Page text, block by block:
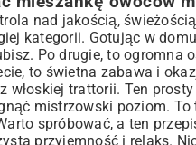
smaku
Owoców Morza
Morza?
nad jakością,
kategorii. Gotując w
Po drugie, to ogromna
to świetna zabawa i
włoskiej trattorii. Ten
mistrzowski poziom. To
spróbować, a ten
przyjemność i relaks.